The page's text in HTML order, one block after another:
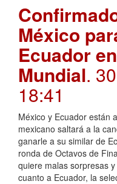
México
Ecuador
Mundial.
18:41
México y Ecuador están
mexicano saltará a la
ganarle a su similar de
ronda de Octavos de
quiere malas sorpresas
cuanto a Ecuador, la